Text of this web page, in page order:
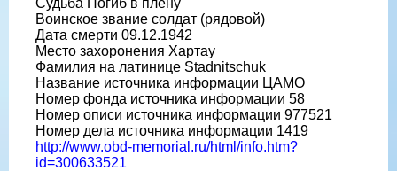
Судьба Погиб в плену
Воинское звание солдат (рядовой)
Дата смерти 09.12.1942
Место захоронения Хартау
Фамилия на латинице Stadnitschuk
Название источника информации ЦАМО
Номер фонда источника информации 58
Номер описи источника информации 977521
Номер дела источника информации 1419
http://www.obd-memorial.ru/html/info.htm?
id=300633521